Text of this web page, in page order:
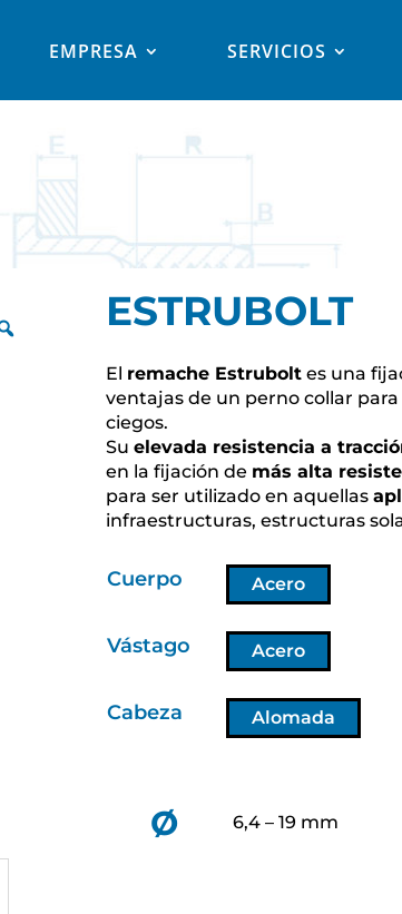
EMPRESA SERVICIOS
ESTRUBOLT
El remache Estrubolt es una
ventajas de un perno collar
ciegos.
Suelevada resistencia a
en la fijación de más alta
para ser utilizado en aquellas
infraestructuras, estructuras
Cuerpo Acero
Vástago Acero
Cabeza Alomada
Ø 6,4 – 19 mm